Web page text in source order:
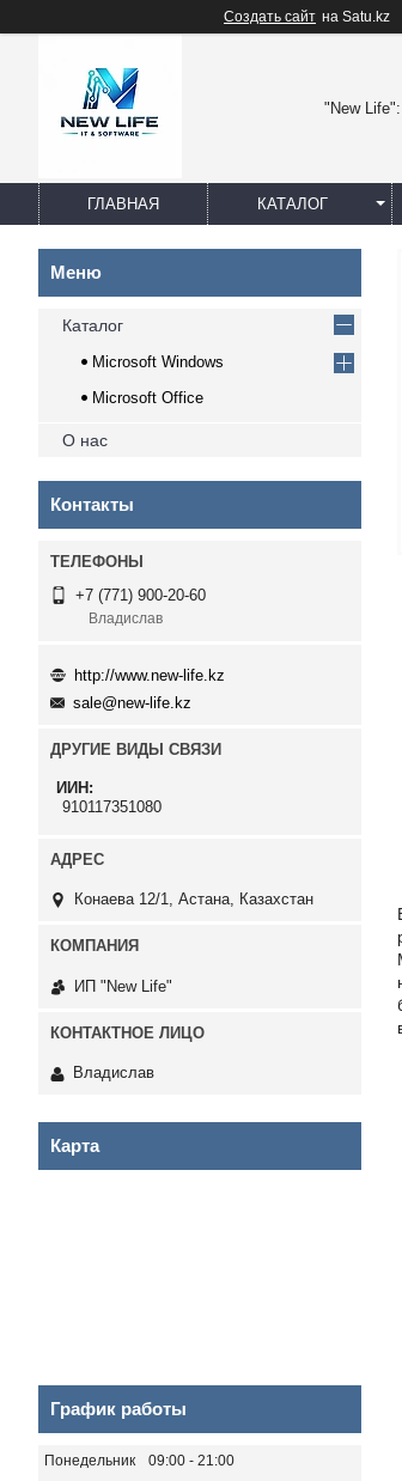
Создать сайт на Satu.kz
"New
ГЛАВНАЯ КАТАЛОГ
Каталог
Microsoft Windows
Microsoft Office
О нас
Контакты
+7 (771) 900-20-60
Владислав
http://www.new-life.kz
sale@new-life.kz
ДРУГИЕ ВИДЫ СВЯЗИ
ИИН
910117351080
Конаева 12/1, Астана, Казахстан
ИП "New Life"
Владислав
Карта
График работы
Понедельник 09:00
21:00